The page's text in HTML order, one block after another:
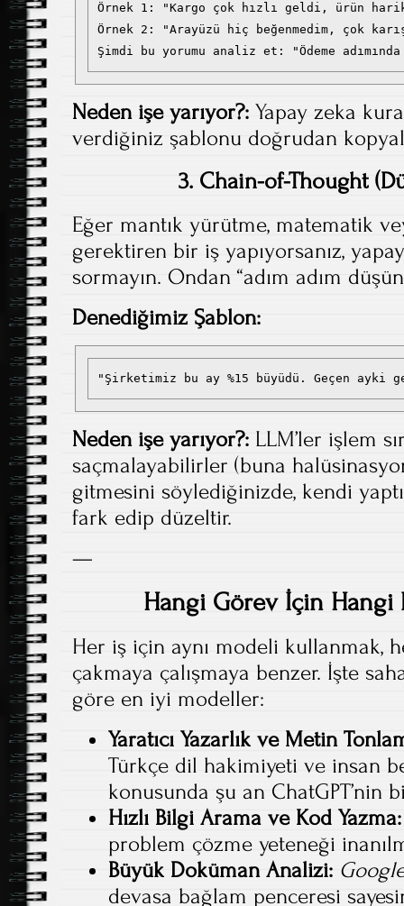
Örnek 1: "Kargo çok hızlı geldi, ürün
Örnek 2: "Arayüzü hiç beğenmedim, çok
Şimdi bu yorumu analiz et: "Ödeme
Neden işe yarıyor?: Yapay zeka
verdiğiniz şablonu doğrudan
3. Chain-of-Thought
Eğer mantık yürütme, matematik
gerektiren bir iş yapıyorsanız,
sormayın. Ondan “adım adım
Denediğimiz Şablon:
"Şirketimiz bu ay %15 büyüdü. Geçen ayki
Neden işe yarıyor?: LLM’ler işlem
saçmalayabilirler (buna
gitmesini söylediğinizde, kendi
fark edip düzeltir.
—
Hangi Görev İçin Hangi
Her iş için aynı modeli kullanmak,
çakmaya çalışmaya benzer. İşte
göre en iyi modeller:
Yaratıcı Yazarlık ve Metin
Türkçe dil hakimiyeti ve insan
konusunda şu an ChatGPT’nin
Hızlı Bilgi Arama ve Kod Yazma:
problem çözme yeteneği
Büyük Doküman Analizi:
devasa bağlam penceresi